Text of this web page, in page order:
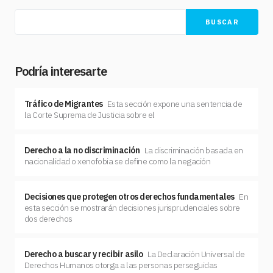
BUSCAR
Podría interesarte
Tráfico de Migrantes Esta sección expone una sentencia de
la Corte Suprema de Justicia sobre el
Derecho a la no discriminación La discriminación basada en
nacionalidad o xenofobia se define como la negación
Decisiones que protegen otros derechos fundamentales En
esta sección se mostrarán decisiones jurisprudenciales sobre
dos derechos
Derecho a buscar y recibir asilo La Declaración Universal de
Derechos Humanos otorga a las personas perseguidas